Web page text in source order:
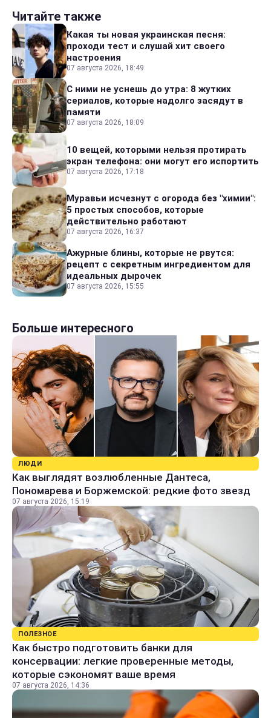
Читайте также
Какая ты новая украинская песня:
проходи тест и слушай хит своего
настроения
07 августа 2026, 18:49
С ними не уснешь до утра: 8 жутких
сериалов, которые надолго засядут в
памяти
07 августа 2026, 18:09
10 вещей, которыми нельзя протирать
экран телефона: они могут его испортить
07 августа 2026, 17:18
Муравьи исчезнут с огорода без "химии":
5 простых способов, которые
действительно работают
07 августа 2026, 16:37
Ажурные блины, которые не рвутся:
рецепт с секретным ингредиентом для
идеальных дырочек
07 августа 2026, 15:55
Больше интересного
ЛЮДИ
Как выглядят возлюбленные Дантеса,
Пономарева и Боржемской: редкие фото звезд
07 августа 2026, 15:19
ПОЛЕЗНОЕ
Как быстро подготовить банки для
консервации: легкие проверенные методы,
которые сэкономят ваше время
07 августа 2026, 14:36